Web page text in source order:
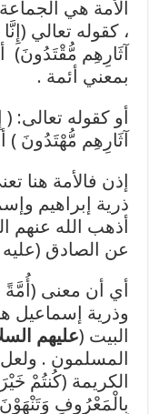
الأمة هي
، كقوله تعالي
آثَارِهِم مُّقْتَدُونَ)
بمعني أئمة .
أو كقوله تعالى: (
آثَارِهِم مُّهْتَدُونَ )
إذن فالأمة هنا
ذرية إبراهيم
أذهب الله عنهم
عن الصادق
أي أن معنى
وذرية
البيت (عليهم
المسلمون . ولعل
الكريمة (كُنتُمْ